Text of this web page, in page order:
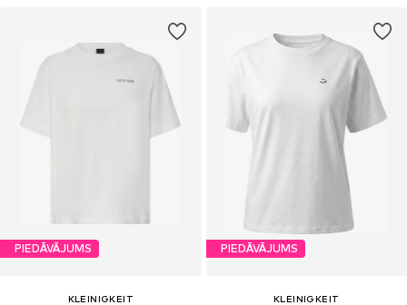
PIEDĀVĀJUMS
KLEINIGKEIT
PIEDĀVĀJUMS
KLEINIGKEIT